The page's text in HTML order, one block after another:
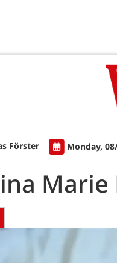
Förster Monday,